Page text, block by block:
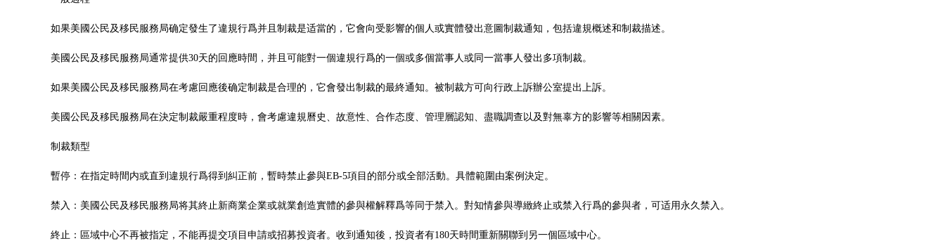
如果美國公民及移民服務局确定發生了違規行爲并且制裁是适當的，它會向受影響的個人或實體發出意圖制裁通知，包括違規概述和制裁描述。
美國公民及移民服務局通常提供30天的回應時間，并且可能對一個違規行爲的一個或多個當事人或同一當事人發出多項制裁。
如果美國公民及移民服務局在考慮回應後确定制裁是合理的，它會發出制裁的最終通知。被制裁方可向行政上訴辦公室提出上訴。
美國公民及移民服務局在決定制裁嚴重程度時，會考慮違規曆史、故意性、合作态度、管理層認知、盡職調查以及對無辜方的影響等相關因素。
制裁類型
暫停：在指定時間内或直到違規行爲得到糾正前，暫時禁止參與EB-5項目的部分或全部活動。具體範圍由案例決定。
禁入：美國公民及移民服務局将其終止新商業企業或就業創造實體的參與權解釋爲等同于禁入。對知情參與導緻終止或禁入行爲的參與者，可适用永久禁入。
終止：區域中心不再被指定，不能再提交項目申請或招募投資者。收到通知後，投資者有180天時間重新關聯到另一個區域中心。